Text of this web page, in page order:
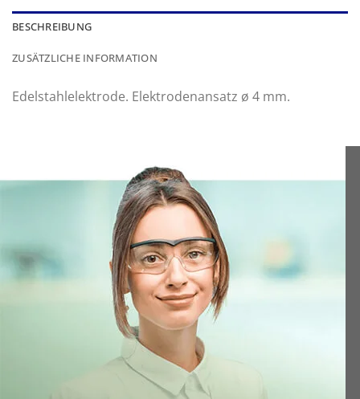
BESCHREIBUNG
ZUSÄTZLICHE INFORMATION
Edelstahlelektrode. Elektrodenansatz ø 4 mm.